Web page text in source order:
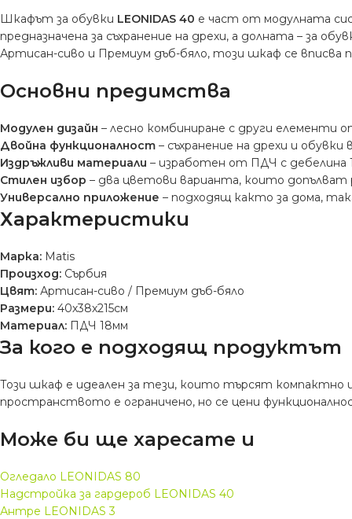
Шкафът за обувки LEONIDAS 40 е част от модулната
предназначена за съхранение на дрехи, а долната – за
Артисан-сиво и Премиум дъб-бяло, този шкаф се вписва
Основни предимства
Модулен дизайн – лесно комбиниране с други елементи
Двойна функционалност – съхранение на дрехи и
Издръжливи материали – изработен от ПДЧ с дебелина
Стилен избор – два цветови варианта, които допълват
Универсално приложение – подходящ както за дома,
Характеристики
Марка: Matis
Произход: Сърбия
Цвят: Артисан-сиво / Премиум дъб-бяло
Размери: 40х38х215см
Материал: ПДЧ 18мм
За кого е подходящ продуктът
Този шкаф е идеален за тези, които търсят компактно
пространството е ограничено, но се цени
Може би ще харесате и
Огледало LEONIDAS 80
Надстройка за гардероб LEONIDAS 40
Антре LEONIDAS 3